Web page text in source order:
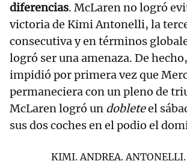
diferencias. McLaren no logró
victoria de Kimi Antonelli, la
consecutiva y en términos
logró ser una amenaza. De
impidió por primera vez que
permaneciera con un pleno de
McLaren logró un dobleteel
sus dos coches en el podio el
KIMI. ANDREA.